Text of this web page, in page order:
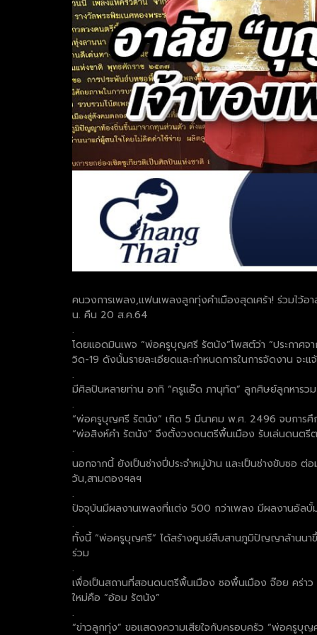
คนวงการเพลง,แฟนเพลงลูกทุ่งคำเมืองสุดเศร้า! ร่วมไ
น. คืน 20 ส.ค.64
.
โดยแอดมินเพจ “พ่อครูบุญศรี รัตนัง”โพสต์ว่า “ประกาศจ
วิด-19 ดังนั้นรายละเอียดและกำหนดการในการจัดงาน จะแ
.
มีศิลปินหลายท่าน อาทิ “ครูแอ๊ด ภานุทัต” ลูกศิษย์ลูกหารว
.
“พ่อครูบุญศรี รัตนัง” เกิด 5 มีนาคม พ.ศ. 2496 จบการศึก
“พ่อสิงห์คำ รัตนัง” จึงตั้งวงดนตรีพื้นเมือง รับเล่นดนตรีต
.
นอกจากนี้ ยังเป็นช่างปี่ประจำหมู่บ้าน และเป็นช่างขับซอ
วัน,สามตองฯลฯ
.
ปัจจุบันมีผลงานเพลงที่แต่ง 500 กว่าเพลง มีผลงานอัล
.
ทั้งนี้ “พ่อครูบุญศรี” ได้สร้างศูนย์สืบสานภูมิปัญญาล้านนาขึ้
ร่วม
.
เพื่อเป็นสถานที่สอนดนตรีพื้นเมือง ซอพื้นเมือง จ๊อย คร่า
ใหม่คือ “อ้อม รัตนัง”
.
“ข่าวลูกทุ่ง” ขอแสดงความเสียใจกับครอบครัว “พ่อครูบุ